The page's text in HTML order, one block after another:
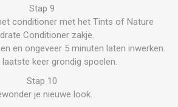
Stap 9
conditioner met het Tints of Nature
Conditioner zakje.
en ongeveer 5 minuten laten inwerken.
laatste keer grondig spoelen.
Stap 10
je nieuwe look.